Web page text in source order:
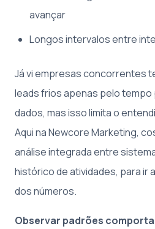
avançar
Longos intervalos entre
Já vi empresas concorrentes
leads frios apenas pelo tempo
dados, mas isso limita o
Aqui na Newcore Marketing,
análise integrada entre
histórico de atividades, para ir
dos números.
Observar padrões